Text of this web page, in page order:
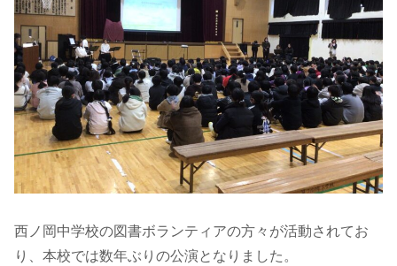
西ノ岡中学校の図書ボランティアの方々が活動されてお
り、本校では数年ぶりの公演となりました。